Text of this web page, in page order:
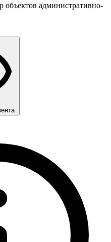
объектов административно-